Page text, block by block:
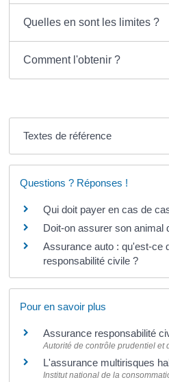
Quelles en sont les limites ?
Comment l'obtenir ?
Textes de référence
Questions ? Réponses !
Qui doit payer en cas de
Doit-on assurer son animal
Assurance auto : qu'est-ce
responsabilité civile ?
Pour en savoir plus
Assurance responsabilité
Autorité de contrôle prudentiel et
L'assurance multirisques
Institut national de la